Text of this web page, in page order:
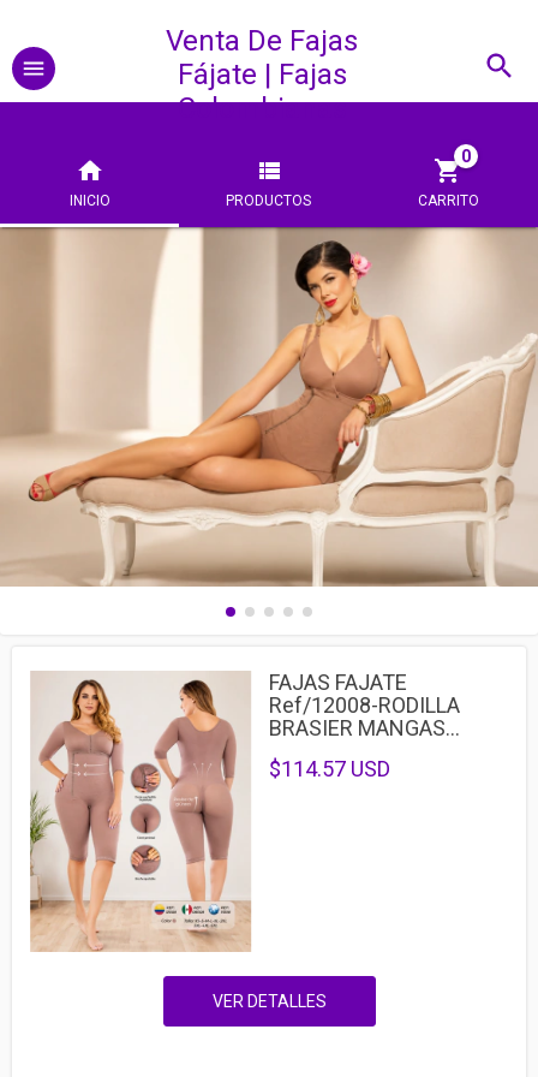
Venta De Fajas
Fájate | Fajas
Colombianas
INICIO PRODUCTOS CARRITO
0
FAJAS FAJATE
Ref/12008-RODILLA
BRASIER MANGAS...
$114.57 USD
VER DETALLES